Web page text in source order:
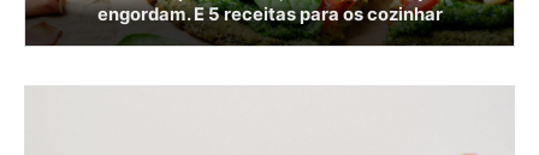
engordam. E 5 receitas para os cozinhar